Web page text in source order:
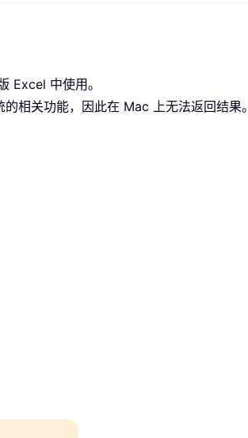
Excel 中使用。
相关功能，因此在 Mac 上无法返回结果。